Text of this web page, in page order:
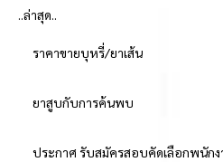
..ล่าสุด..
ราคาขายบุหรี่/ยาเส้น
ยาสูบกับการค้นพบ
ประกาศ รับสมัครสอบคัดเลือกพนักง